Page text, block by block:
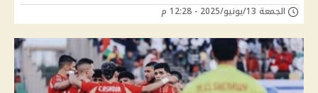
الجمعة 13/يونيو/2025 - 12:28 م